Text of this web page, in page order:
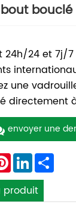
24h/24 et 7j/
une
directement
envoyer une
Pinterest
LinkedIn
produit